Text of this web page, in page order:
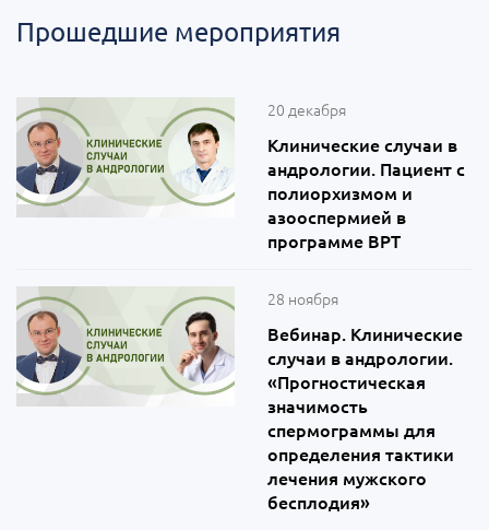
Прошедшие мероприятия
20 декабря
Клинические случаи в
андрологии. Пациент с
полиорхизмом и
азооспермией в
программе ВРТ
28 ноября
Вебинар. Клинические
случаи в андрологии.
«Прогностическая
значимость
спермограммы для
определения тактики
лечения мужского
бесплодия»